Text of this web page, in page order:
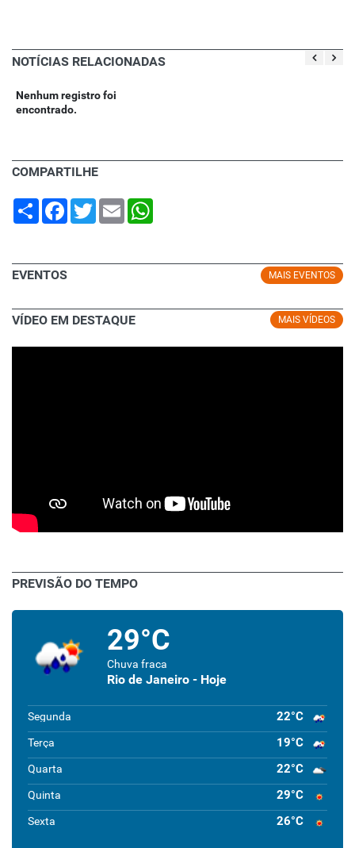
NOTÍCIAS RELACIONADAS
Nenhum registro foi
encontrado.
COMPARTILHE
Share Facebook
TwitterEmail
MAIS EVENTOS
EVENTOS
MAIS VÍDEOS
VÍDEO EM DESTAQUE
PREVISÃO DO TEMPO
29°C
Chuva fraca
Rio de Janeiro - Hoje
Segunda 22°C
Terça 19°C
Quarta 22°C
Quinta 29°C
Sexta 26°C